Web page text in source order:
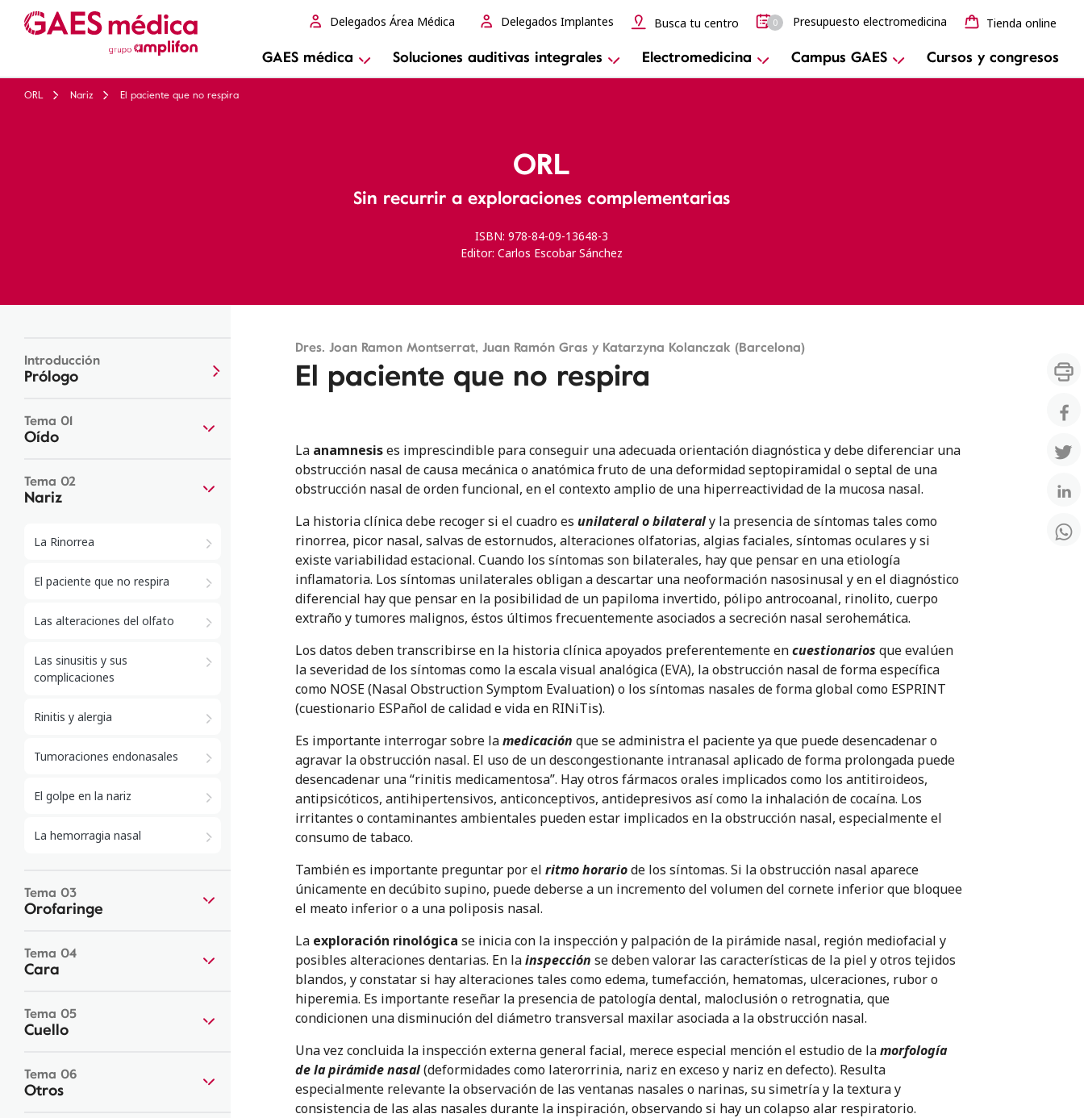
GAES médica Soluciones auditivas integrales Electromedicina Campus GAES Cursos y congresos
Delegados Área Médica Delegados Implantes Busca tu centro 0 Presupuesto electromedicina Tienda online
ORL Nariz El paciente que no respira
ORL
Sin recurrir a exploraciones complementarias
ISBN: 978-84-09-13648-3
Editor: Carlos Escobar Sánchez
Introducción
Prólogo
Tema 01
Oído
Tema 02
Nariz
La Rinorrea
El paciente que no respira
Las alteraciones del olfato
Las sinusitis y sus
complicaciones
Rinitis y alergia
Tumoraciones endonasales
El golpe en la nariz
La hemorragia nasal
Tema 03
Orofaringe
Tema 04
Cara
Tema 05
Cuello
Tema 06
Otros
Dres. Joan Ramon Montserrat, Juan Ramón Gras y Katarzyna Kolanczak (Barcelona)
El paciente que no respira
La anamnesises imprescindible para conseguir una adecuada orientación diagnóstica y debe diferenciar una
obstrucción nasal de causa mecánica o anatómica fruto de una deformidad septopiramidal o septal de una
obstrucción nasal de orden funcional, en el contexto amplio de una hiperreactividad de la mucosa nasal.
La historia clínica debe recoger si el cuadro es unilateral o bilateraly la presencia de síntomas tales como
rinorrea, picor nasal, salvas de estornudos, alteraciones olfatorias, algias faciales, síntomas oculares y si
existe variabilidad estacional. Cuando los síntomas son bilaterales, hay que pensar en una etiología
inflamatoria. Los síntomas unilaterales obligan a descartar una neoformación nasosinusal y en el diagnóstico
diferencial hay que pensar en la posibilidad de un papiloma invertido, pólipo antrocoanal, rinolito, cuerpo
extraño y tumores malignos, éstos últimos frecuentemente asociados a secreción nasal serohemática.
Los datos deben transcribirse en la historia clínica apoyados preferentemente encuestionarios que evalúen
la severidad de los síntomas como la escala visual analógica (EVA), la obstrucción nasal de forma específica
como NOSE (Nasal Obstruction Symptom Evaluation) o los síntomas nasales de forma global como ESPRINT
(cuestionario ESPañol de calidad e vida en RINiTis).
Es importante interrogar sobre lamedicación que se administra el paciente ya que puede desencadenar o
agravar la obstrucción nasal. El uso de un descongestionante intranasal aplicado de forma prolongada puede
desencadenar una “rinitis medicamentosa”. Hay otros fármacos orales implicados como los antitiroideos,
antipsicóticos, antihipertensivos, anticonceptivos, antidepresivos así como la inhalación de cocaína. Los
irritantes o contaminantes ambientales pueden estar implicados en la obstrucción nasal, especialmente el
consumo de tabaco.
También es importante preguntar por el ritmo horariode los síntomas. Si la obstrucción nasal aparece
únicamente en decúbito supino, puede deberse a un incremento del volumen del cornete inferior que bloquee
el meato inferior o a una poliposis nasal.
La exploración rinológica se inicia con la inspección y palpación de la pirámide nasal, región mediofacial y
posibles alteraciones dentarias. En lainspección se deben valorar las características de la piel y otros tejidos
blandos, y constatar si hay alteraciones tales como edema, tumefacción, hematomas, ulceraciones, rubor o
hiperemia. Es importante reseñar la presencia de patología dental, maloclusión o retrognatia, que
condicionen una disminución del diámetro transversal maxilar asociada a la obstrucción nasal.
Una vez concluida la inspección externa general facial, merece especial mención el estudio de lamorfología
de la pirámide nasal(deformidades como laterorrinia, nariz en exceso y nariz en defecto). Resulta
especialmente relevante la observación de las ventanas nasales o narinas, su simetría y la textura y
consistencia de las alas nasales durante la inspiración, observando si hay un colapso alar respiratorio.